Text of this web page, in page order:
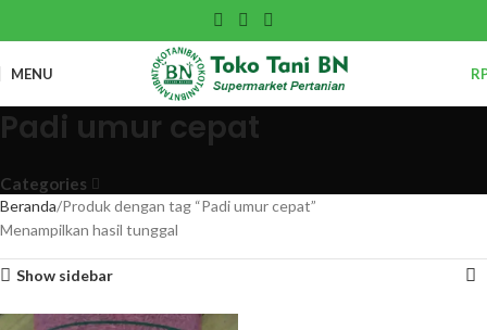
MENU
Padi umur cepat
Categories
Beranda Produk dengan tag “Padi umur cepat”
Menampilkan hasil tunggal
Show sidebar